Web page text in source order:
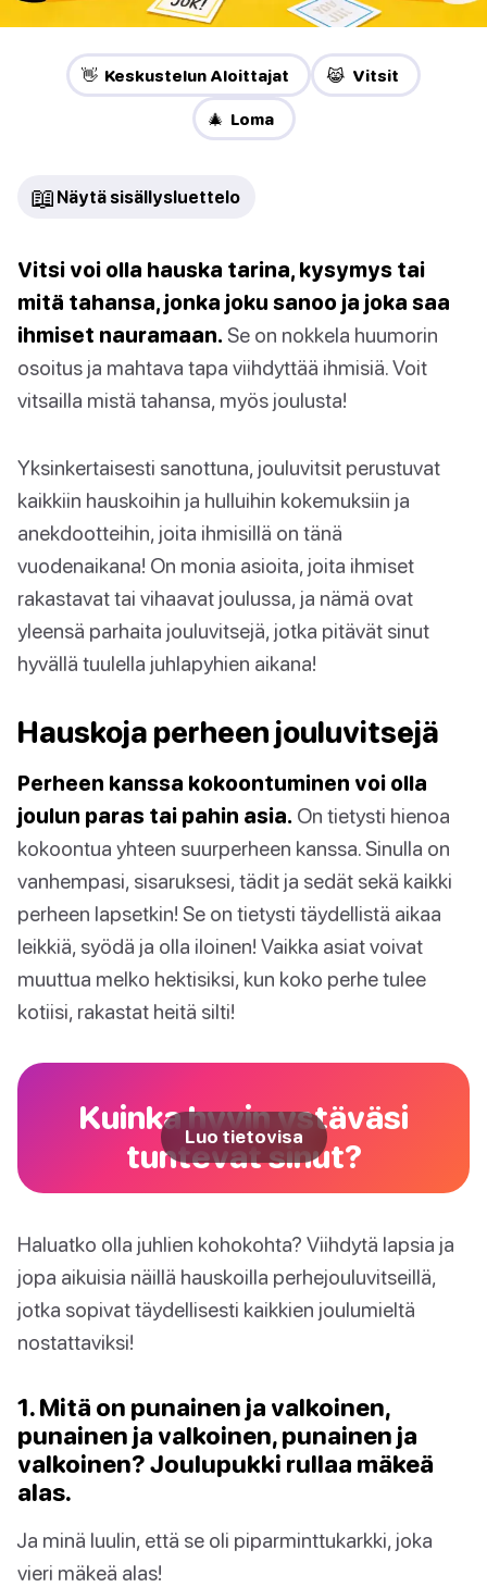
👋 Keskustelun Aloittajat 😹 Vitsit
🎄 Loma
📖 Näytä sisällysluettelo
Vitsi voi olla hauska tarina, kysymys tai
mitä tahansa, jonka joku sanoo ja joka saa
ihmiset nauramaan. Se on nokkela huumorin
osoitus ja mahtava tapa viihdyttää ihmisiä. Voit
vitsailla mistä tahansa, myös joulusta!
Yksinkertaisesti sanottuna, jouluvitsit perustuvat
kaikkiin hauskoihin ja hulluihin kokemuksiin ja
anekdootteihin, joita ihmisillä on tänä
vuodenaikana! On monia asioita, joita ihmiset
rakastavat tai vihaavat joulussa, ja nämä ovat
yleensä parhaita jouluvitsejä, jotka pitävät sinut
hyvällä tuulella juhlapyhien aikana!
Hauskoja perheen jouluvitsejä
Perheen kanssa kokoontuminen voi olla
joulun paras tai pahin asia. On tietysti hienoa
kokoontua yhteen suurperheen kanssa. Sinulla on
vanhempasi, sisaruksesi, tädit ja sedät sekä kaikki
perheen lapsetkin! Se on tietysti täydellistä aikaa
leikkiä, syödä ja olla iloinen! Vaikka asiat voivat
muuttua melko hektisiksi, kun koko perhe tulee
kotiisi, rakastat heitä silti!
Kuinka hyvin ystäväsi
tuntevat sinut?
Luo tietovisa
Haluatko olla juhlien kohokohta? Viihdytä lapsia ja
jopa aikuisia näillä hauskoilla perhejouluvitseillä,
jotka sopivat täydellisesti kaikkien joulumieltä
nostattaviksi!
1. Mitä on punainen ja valkoinen,
punainen ja valkoinen, punainen ja
valkoinen? Joulupukki rullaa mäkeä
alas.
Ja minä luulin, että se oli piparminttukarkki, joka
vieri mäkeä alas!